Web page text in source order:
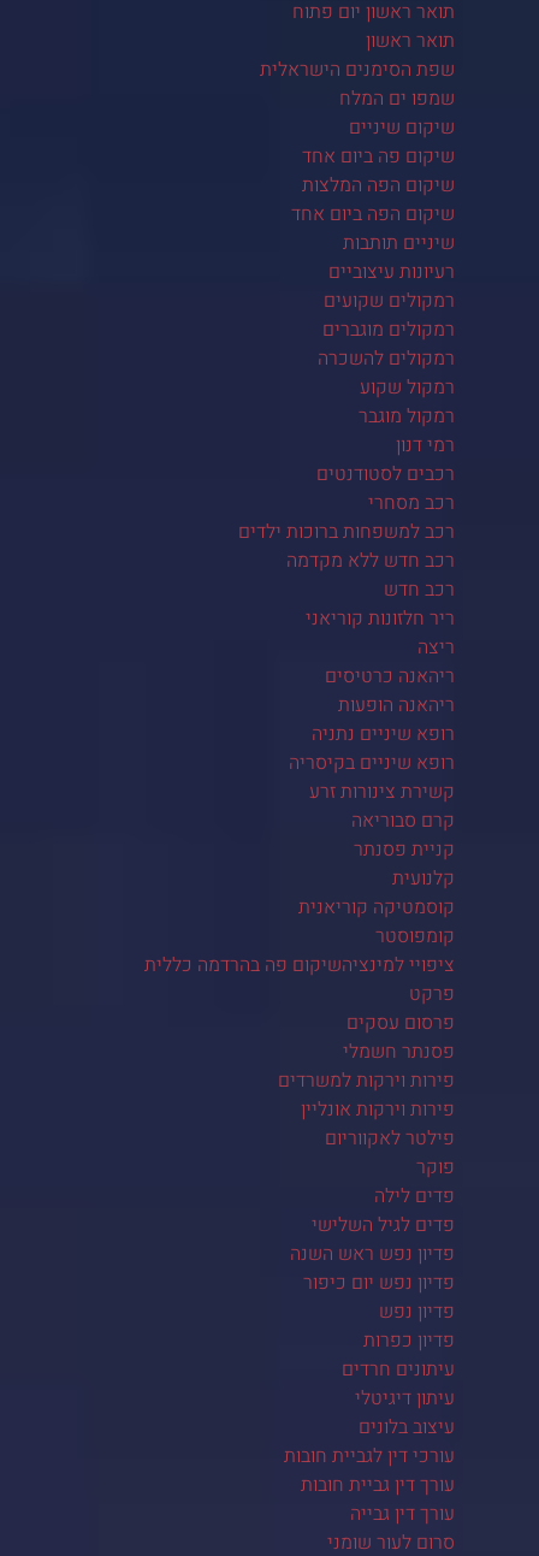
תואר ראשון יום פתוח
תואר ראשון
שפת הסימנים הישראלית
שמפו ים המלח
שיקום שיניים
שיקום פה ביום אחד
שיקום הפה המלצות
שיקום הפה ביום אחד
שיניים תותבות
רעיונות עיצוביים
רמקולים שקועים
רמקולים מוגברים
רמקולים להשכרה
רמקול שקוע
רמקול מוגבר
רמי דנון
רכבים לסטודנטים
רכב מסחרי
רכב למשפחות ברוכות ילדים
רכב חדש ללא מקדמה
רכב חדש
ריר חלזונות קוריאני
ריצה
ריהאנה כרטיסים
ריהאנה הופעות
רופא שיניים נתניה
רופא שיניים בקיסריה
קשירת צינורות זרע
קרם סבוריאה
קניית פסנתר
קלנועית
קוסמטיקה קוריאנית
קומפוסטר
ציפויי למינציהשיקום פה בהרדמה כללית
פרקט
פרסום עסקים
פסנתר חשמלי
פירות וירקות למשרדים
פירות וירקות אונליין
פילטר לאקווריום
פוקר
פדים לילה
פדים לגיל השלישי
פדיון נפש ראש השנה
פדיון נפש יום כיפור
פדיון נפש
פדיון כפרות
עיתונים חרדים
עיתון דיגיטלי
עיצוב בלונים
עורכי דין לגביית חובות
עורך דין גביית חובות
עורך דין גבייה
סרום לעור שומני